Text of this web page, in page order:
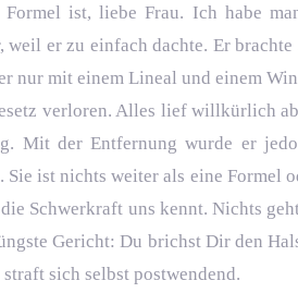
ist, liebe Frau. Ich habe
er zu einfach dachte. Er
nur mit einem Lineal und einem
verloren. Alles lief willkürlich
Mit der Entfernung wurde er
ist nichts weiter als eine Formel
Schwerkraft uns kennt. Nichts
Gericht: Du brichst Dir den
sich selbst postwendend.